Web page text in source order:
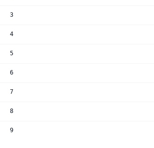
3
4
5
6
7
8
9